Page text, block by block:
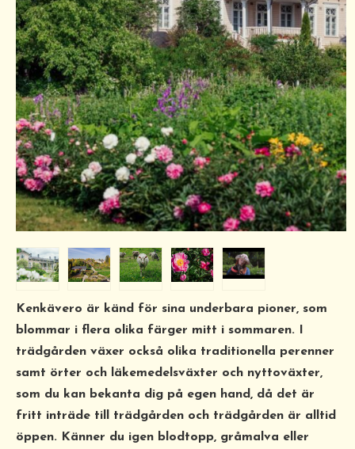
Kenkävero är känd för sina underbara pioner, som
blommar i flera olika färger mitt i sommaren. I
trädgården växer också olika traditionella perenner
samt örter och läkemedelsväxter och nyttoväxter,
som du kan bekanta dig på egen hand, då det är
fritt inträde till trädgården och trädgården är alltid
öppen. Känner du igen blodtopp, gråmalva eller